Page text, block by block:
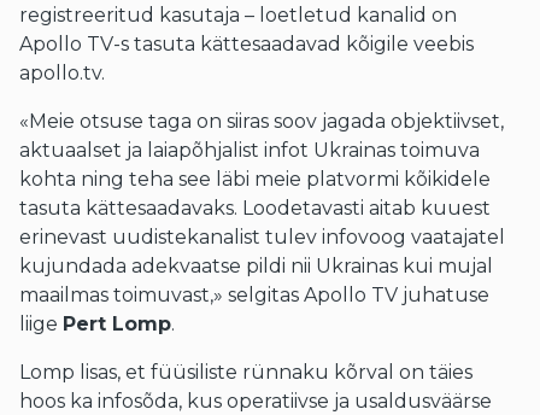
registreeritud kasutaja – loetletud kanalid on
Apollo TV-s tasuta kättesaadavad kõigile veebis
apollo.tv.
«Meie otsuse taga on siiras soov jagada objektiivset,
aktuaalset ja laiapõhjalist infot Ukrainas toimuva
kohta ning teha see läbi meie platvormi kõikidele
tasuta kättesaadavaks. Loodetavasti aitab kuuest
erinevast uudistekanalist tulev infovoog vaatajatel
kujundada adekvaatse pildi nii Ukrainas kui mujal
maailmas toimuvast,» selgitas Apollo TV juhatuse
liige Pert Lomp.
Lomp lisas, et füüsiliste rünnaku kõrval on täies
hoos ka infosõda, kus operatiivse ja usaldusväärse